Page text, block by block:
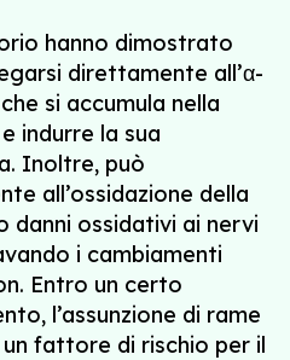
hanno dimostrato
direttamente all’α-
si accumula nella
indurre la sua
Inoltre, può
all’ossidazione della
danni ossidativi ai nervi
i cambiamenti
Entro un certo
l’assunzione di rame
fattore di rischio per il